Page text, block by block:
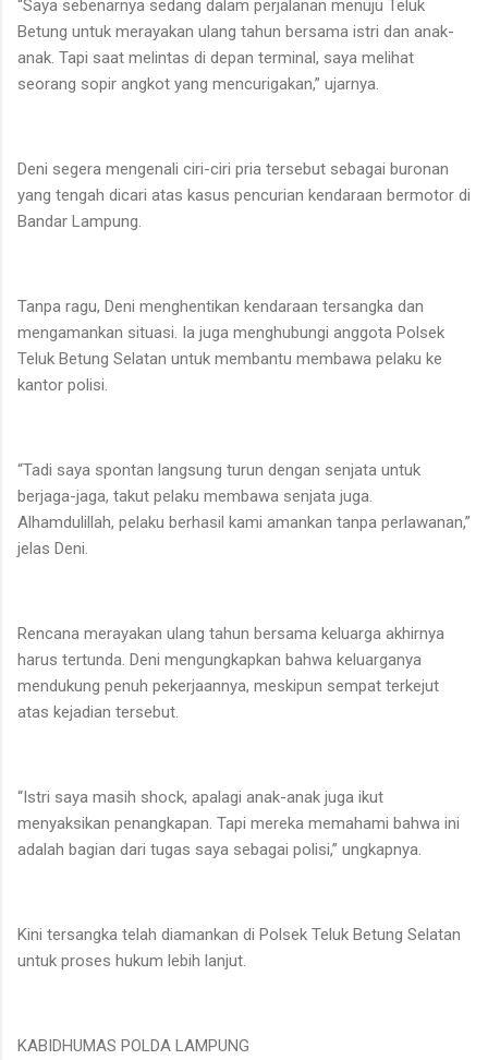
“Saya sebenarnya sedang dalam perjalanan menuju Teluk
Betung untuk merayakan ulang tahun bersama istri dan anak-
anak. Tapi saat melintas di depan terminal, saya melihat
seorang sopir angkot yang mencurigakan,” ujarnya.
Deni segera mengenali ciri-ciri pria tersebut sebagai buronan
yang tengah dicari atas kasus pencurian kendaraan bermotor di
Bandar Lampung.
Tanpa ragu, Deni menghentikan kendaraan tersangka dan
mengamankan situasi. Ia juga menghubungi anggota Polsek
Teluk Betung Selatan untuk membantu membawa pelaku ke
kantor polisi.
“Tadi saya spontan langsung turun dengan senjata untuk
berjaga-jaga, takut pelaku membawa senjata juga.
Alhamdulillah, pelaku berhasil kami amankan tanpa perlawanan,”
jelas Deni.
Rencana merayakan ulang tahun bersama keluarga akhirnya
harus tertunda. Deni mengungkapkan bahwa keluarganya
mendukung penuh pekerjaannya, meskipun sempat terkejut
atas kejadian tersebut.
“Istri saya masih shock, apalagi anak-anak juga ikut
menyaksikan penangkapan. Tapi mereka memahami bahwa ini
adalah bagian dari tugas saya sebagai polisi,” ungkapnya.
Kini tersangka telah diamankan di Polsek Teluk Betung Selatan
untuk proses hukum lebih lanjut.
KABIDHUMAS POLDA LAMPUNG